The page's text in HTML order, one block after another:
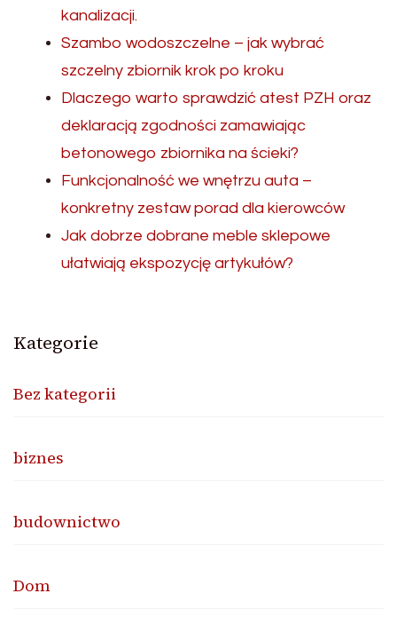
kanalizacji.
Szambo wodoszczelne – jak wybrać
szczelny zbiornik krok po kroku
Dlaczego warto sprawdzić atest PZH oraz
deklaracją zgodności zamawiając
betonowego zbiornika na ścieki?
Funkcjonalność we wnętrzu auta –
konkretny zestaw porad dla kierowców
Jak dobrze dobrane meble sklepowe
ułatwiają ekspozycję artykułów?
Kategorie
Bez kategorii
biznes
budownictwo
Dom